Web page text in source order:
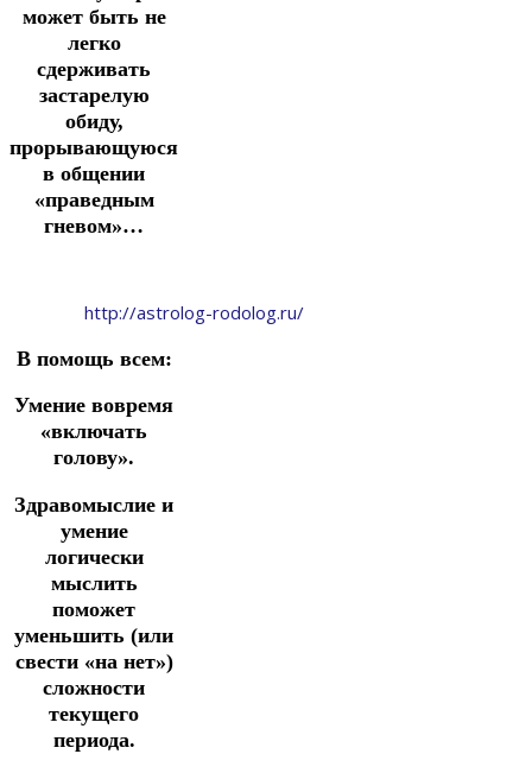
может быть не
легко
сдерживать
застарелую
обиду,
прорывающуюся
в общении
«праведным
гневом»…
http://astrolog-rodolog.ru/
В помощь всем:
Умение вовремя
«включать
голову».
Здравомыслие и
умение
логически
мыслить
поможет
уменьшить (или
свести «на нет»)
сложности
текущего
периода.